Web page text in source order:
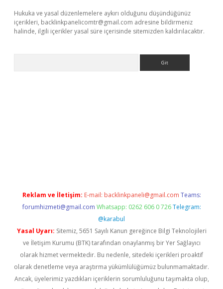
Hukuka ve yasal düzenlemelere aykırı olduğunu düşündüğünüz
içerikleri, backlinkpanelicomtr@gmail.com adresine bildirmeniz
halinde, ilgili içerikler yasal süre içerisinde sitemizden kaldırılacaktır.
Reklam ve İletişim: E-mail: backlinkpaneli@gmail.com Teams:
forumhizmeti@gmail.com Whatsapp: 0262 606 0 726 Telegram:
@karabul
Yasal Uyarı: Sitemiz, 5651 Sayılı Kanun gereğince Bilgi Teknolojileri
ve İletişim Kurumu (BTK) tarafından onaylanmış bir Yer Sağlayıcı
olarak hizmet vermektedir. Bu nedenle, sitedeki içerikleri proaktif
olarak denetleme veya araştırma yükümlülüğümüz bulunmamaktadır.
Ancak, üyelerimiz yazdıkları içeriklerin sorumluluğunu taşımakta olup,